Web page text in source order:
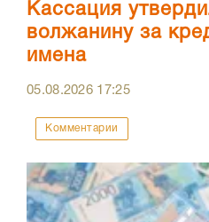
Кассация
волжанину за
имена
05.08.2026 17:25
Комментарии